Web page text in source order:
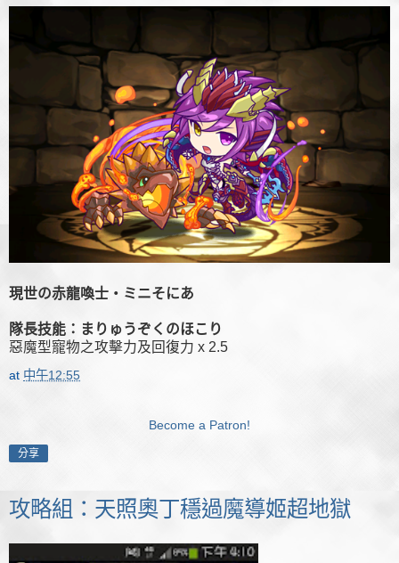
現世の赤龍喚士・ミニそにあ
隊長技能：まりゅうぞくのほこり
惡魔型寵物之攻擊力及回復力 x 2.5
at 中午12:55
Become a Patron!
分享
攻略組：天照奧丁穩過魔導姬超地獄